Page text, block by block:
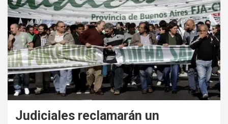
Judiciales reclamarán un